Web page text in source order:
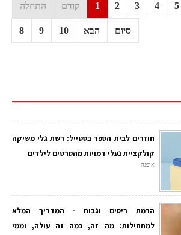
התחלה קודם 1 2 3 4 5
8 9 10 הבא סיום
חוזרים לבית הספר בסטייל: רשת גלי משיקה
קולקציית נעלי דמויות מהסרטים לילדים
אופנה
הרמת ריסים וגבות - המדריך המלא
למתחילות: מה זה, כמה זה עולה, וממי